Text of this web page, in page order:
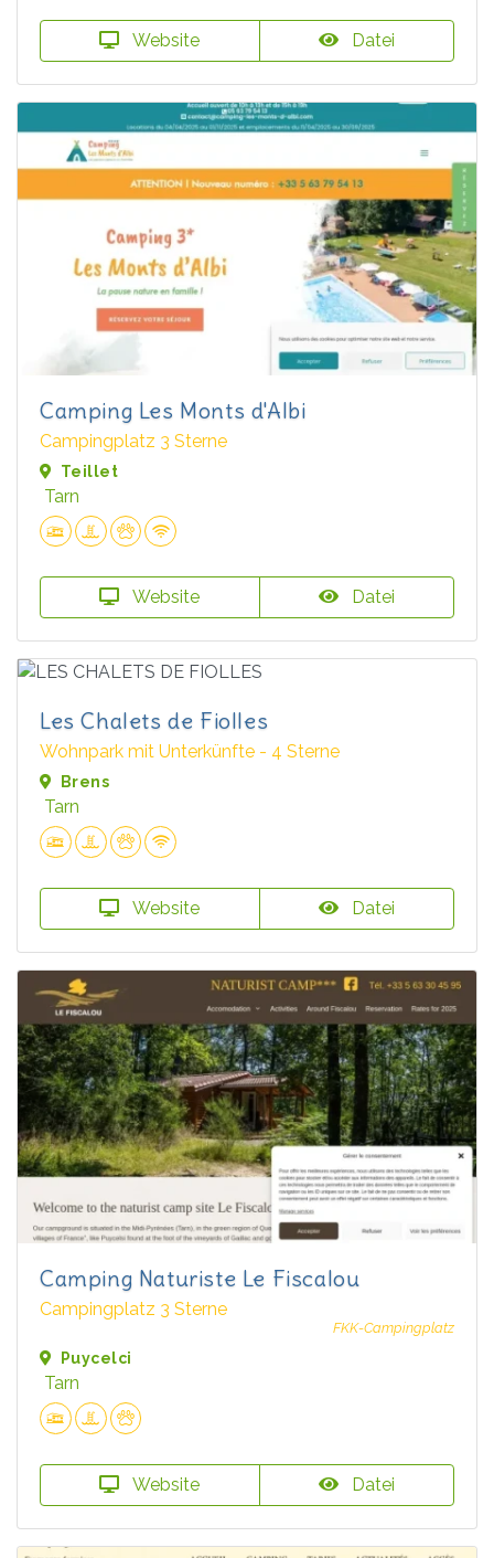
Website Datei
Camping Les Monts d'Albi
Campingplatz 3 Sterne
Teillet
Tarn
Website Datei
Les Chalets de Fiolles
Wohnpark mit Unterkünfte - 4 Sterne
Brens
Tarn
Website Datei
Camping Naturiste Le Fiscalou
Campingplatz 3 Sterne
FKK-Campingplatz
Puycelci
Tarn
Website Datei